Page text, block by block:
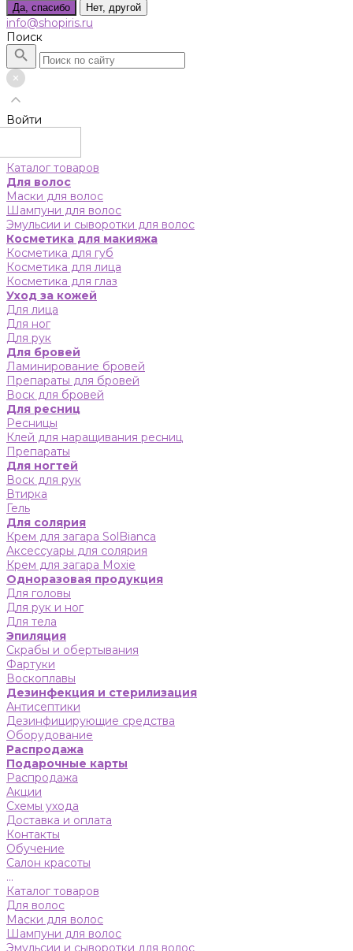
Да, спасибо Нет, другой
info@shopiris.ru
Поиск
Войти
Каталог товаров
Для волос
Маски для волос
Шампуни для волос
Эмульсии и сыворотки для волос
Косметика для макияжа
Косметика для губ
Косметика для лица
Косметика для глаз
Уход за кожей
Для лица
Для ног
Для рук
Для бровей
Ламинирование бровей
Препараты для бровей
Воск для бровей
Для ресниц
Ресницы
Клей для наращивания ресниц
Препараты
Для ногтей
Воск для рук
Втирка
Гель
Для солярия
Крем для загара SolBianca
Аксессуары для солярия
Крем для загара Moxie
Одноразовая продукция
Для головы
Для рук и ног
Для тела
Эпиляция
Скрабы и обертывания
Фартуки
Воскоплавы
Дезинфекция и стерилизация
Антисептики
Дезинфицирующие средства
Оборудование
Распродажа
Подарочные карты
Распродажа
Акции
Схемы ухода
Доставка и оплата
Контакты
Обучение
Салон красоты
...
Каталог товаров
Для волос
Маски для волос
Шампуни для волос
Эмульсии и сыворотки для волос